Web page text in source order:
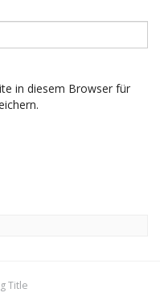
in diesem Browser für
Title